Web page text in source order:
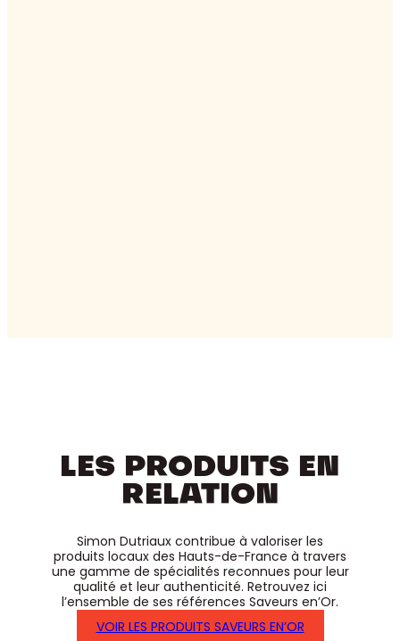
LES PRODUITS EN
RELATION
Simon Dutriaux contribue à valoriser les
produits locaux des Hauts-de-France à travers
une gamme de spécialités reconnues pour leur
qualité et leur authenticité. Retrouvez ici
l’ensemble de ses références Saveurs en’Or.
VOIR LES PRODUITS SAVEURS EN’OR